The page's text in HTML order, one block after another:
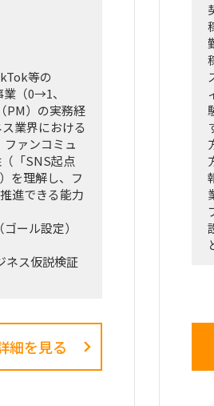
等の
（0→1、
PM）の実務経
業界における
ァンコミュ
「SNS起点
を理解し、フ
進できる能力
ール設定）
ネス仮説検証
細を見る